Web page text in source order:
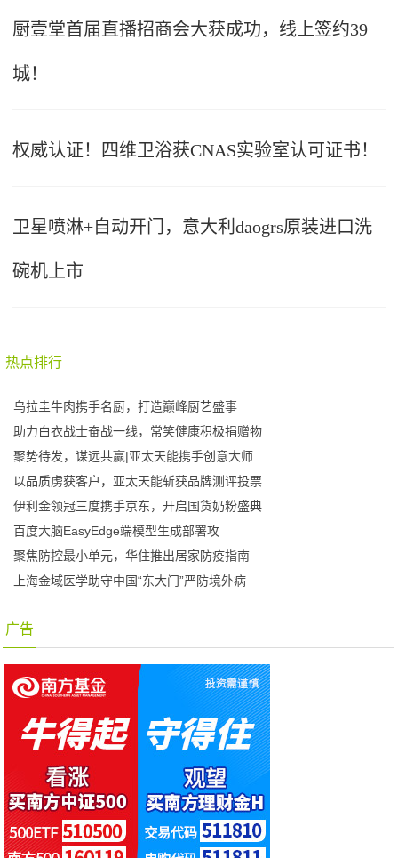
厨壹堂首届直播招商会大获成功，线上签约39
城！
权威认证！四维卫浴获CNAS实验室认可证书！
卫星喷淋+自动开门，意大利daogrs原装进口洗
碗机上市
热点排行
乌拉圭牛肉携手名厨，打造巅峰厨艺盛事
助力白衣战士奋战一线，常笑健康积极捐赠物
聚势待发，谋远共赢|亚太天能携手创意大师
以品质虏获客户，亚太天能斩获品牌测评投票
伊利金领冠三度携手京东，开启国货奶粉盛典
百度大脑EasyEdge端模型生成部署攻
聚焦防控最小单元，华住推出居家防疫指南
上海金域医学助守中国“东大门”严防境外病
广告